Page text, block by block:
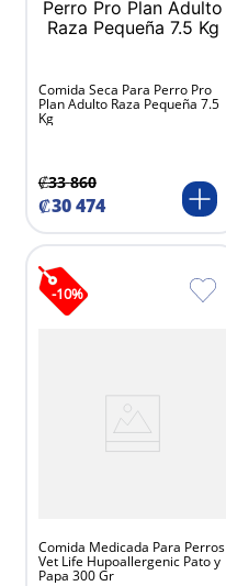
Comida Seca Para Perro Pro
Plan Adulto Raza Pequeña 7.5
Kg
₡33 860
₡30474
-10%
Comida Medicada Para Perros
Vet Life Hupoallergenic Pato y
Papa 300 Gr